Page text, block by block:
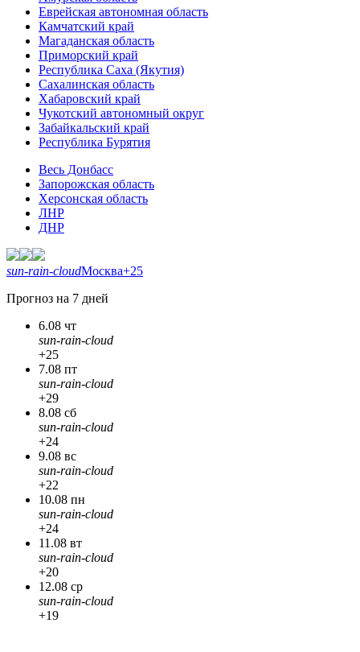
Еврейская автономная область
Камчатский край
Магаданская область
Приморский край
Республика Саха (Якутия)
Сахалинская область
Хабаровский край
Чукотский автономный округ
Забайкальский край
Республика Бурятия
Весь Донбасс
Запорожская область
Херсонская область
ЛНР
ДНР
sun-rain-cloudМосква+25
Прогноз на 7 дней
6.08 чт
sun-rain-cloud
+25
7.08 пт
sun-rain-cloud
+29
8.08 сб
sun-rain-cloud
+24
9.08 вс
sun-rain-cloud
+22
10.08 пн
sun-rain-cloud
+24
11.08 вт
sun-rain-cloud
+20
12.08 ср
sun-rain-cloud
+19